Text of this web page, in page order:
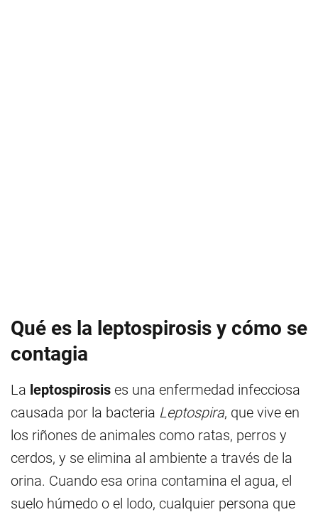
Qué es la leptospirosis y cómo se
contagia
La leptospirosis es una enfermedad infecciosa
causada por la bacteria Leptospira, que vive en
los riñones de animales como ratas, perros y
cerdos, y se elimina al ambiente a través de la
orina. Cuando esa orina contamina el agua, el
suelo húmedo o el lodo, cualquier persona que